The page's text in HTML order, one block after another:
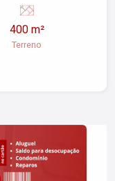
com
em
400 m²
Terreno